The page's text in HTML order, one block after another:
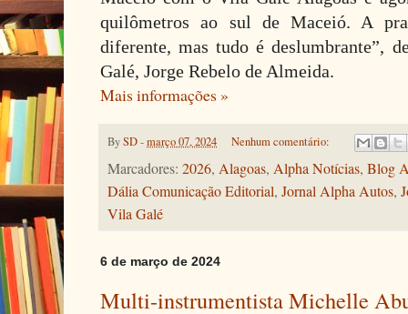
quilômetros ao sul de Maceió. A
diferente, mas tudo é deslumbrante”,
Galé, Jorge Rebelo de Almeida.
Mais informações »
BySD-março 07, 2024 Nenhum comentário:
Marcadores: 2026, Alagoas, Alpha Notícias, Blog
Dália Comunicação Editorial, Jornal Alpha Autos,
Vila Galé
6 de março de 2024
Multi-instrumentista Michelle